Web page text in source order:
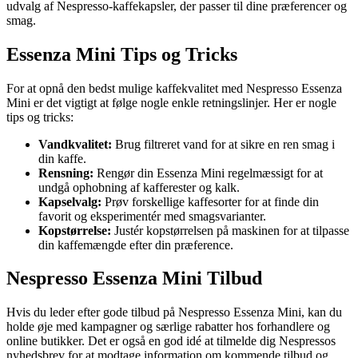
udvalg af Nespresso-kaffekapsler, der passer til dine præferencer og
smag.
Essenza Mini Tips og Tricks
For at opnå den bedst mulige kaffekvalitet med Nespresso Essenza
Mini er det vigtigt at følge nogle enkle retningslinjer. Her er nogle
tips og tricks:
Vandkvalitet: Brug filtreret vand for at sikre en ren smag i
din kaffe.
Rensning: Rengør din Essenza Mini regelmæssigt for at
undgå ophobning af kafferester og kalk.
Kapselvalg: Prøv forskellige kaffesorter for at finde din
favorit og eksperimentér med smagsvarianter.
Kopstørrelse: Justér kopstørrelsen på maskinen for at tilpasse
din kaffemængde efter din præference.
Nespresso Essenza Mini Tilbud
Hvis du leder efter gode tilbud på Nespresso Essenza Mini, kan du
holde øje med kampagner og særlige rabatter hos forhandlere og
online butikker. Det er også en god idé at tilmelde dig Nespressos